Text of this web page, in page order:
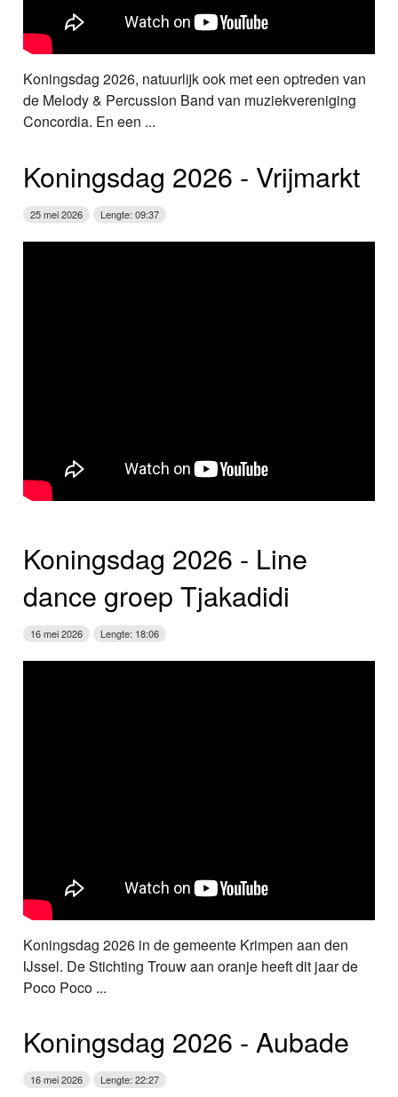
Koningsdag 2026, natuurlijk ook met een optreden van
de Melody & Percussion Band van muziekvereniging
Concordia. En een ...
Koningsdag 2026 ‑ Vrijmarkt
25 mei 2026 Lengte: 09:37
Koningsdag 2026 ‑ Line
dance groep Tjakadidi
16 mei 2026 Lengte: 18:06
Koningsdag 2026 in de gemeente Krimpen aan den
IJssel. De Stichting Trouw aan oranje heeft dit jaar de
Poco Poco ...
Koningsdag 2026 ‑ Aubade
16 mei 2026 Lengte: 22:27